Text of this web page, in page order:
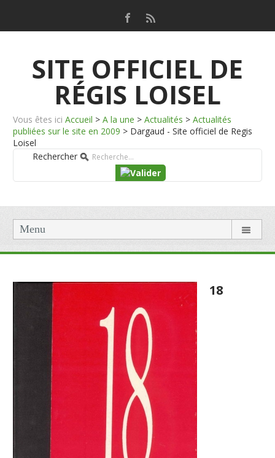
SITE OFFICIEL DE
RÉGIS LOISEL
Vous êtes ici Accueil > A la une > Actualités > Actualités
publiées sur le site en 2009 > Dargaud - Site officiel de Regis
Loisel
Rechercher
Menu
18